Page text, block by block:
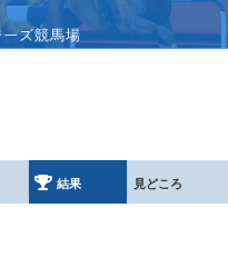
ズ競馬場
結果 見どころ